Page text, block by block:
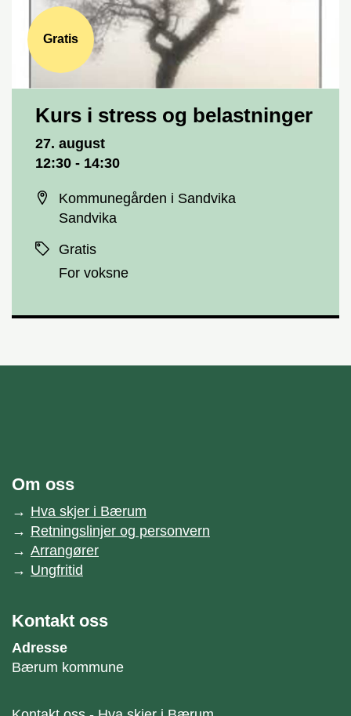
Gratis
Kurs i stress og belastninger
27. august
12:30 - 14:30
Kommunegården i Sandvika
Sandvika
Gratis
For voksne
Om oss
Hva skjer i Bærum
Retningslinjer og personvern
Arrangører
Ungfritid
Kontakt oss
Adresse
Bærum kommune